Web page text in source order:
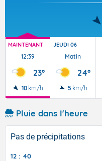
MAINTENANT
12:39
23°
10 km/h
JEUDI 06
Matin
24°
5 km/h
Pluie dans l'heure
Pas de précipitations
12 : 40